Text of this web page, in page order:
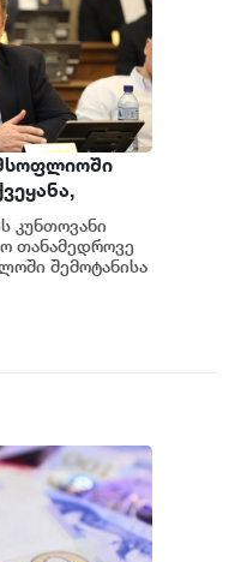
- ბექა
კუნთოვანი
თანამედროვე
შემოტანისა